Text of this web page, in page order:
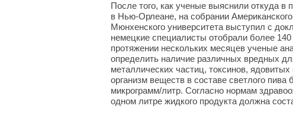
После того, как ученые выяснили откуда в
в Нью-Орлеане, на собрании
Мюнхенского университета выступил с
немецкие специалисты отобрали более
протяжении нескольких месяцев ученые
определить наличие различных вредных
металлических частиц, токсинов,
организм веществ в составе светлого
микрограмм/литр. Согласно нормам
одном литре жидкого продукта должна